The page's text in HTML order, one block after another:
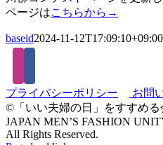
ページはこちらから→
baseid2024-11-12T17:09:10+09:00
プライバシーポリシー
お問
©「いい夫婦の日」をすすめる
JAPAN MEN’S FASHION
All Rights Reserved.